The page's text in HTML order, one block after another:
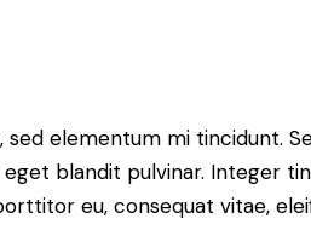
sed elementum mi tincidunt.
blandit pulvinar. Integer
eu, consequat vitae,